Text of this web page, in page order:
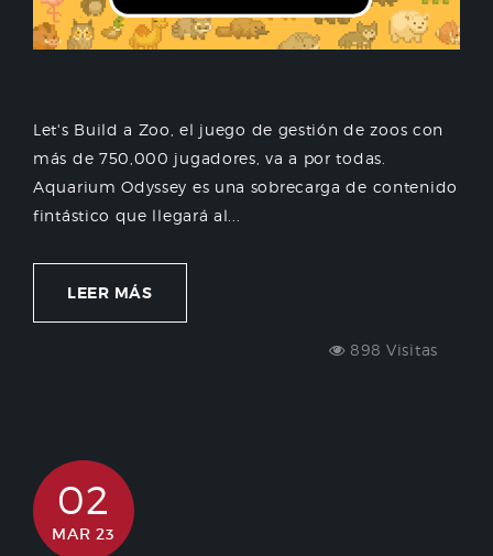
Let's Build a Zoo, el juego de gestión de zoos con
más de 750,000 jugadores, va a por todas.
Aquarium Odyssey es una sobrecarga de contenido
fintástico que llegará al...
LEER MÁS
898 Visitas
02
MAR 23